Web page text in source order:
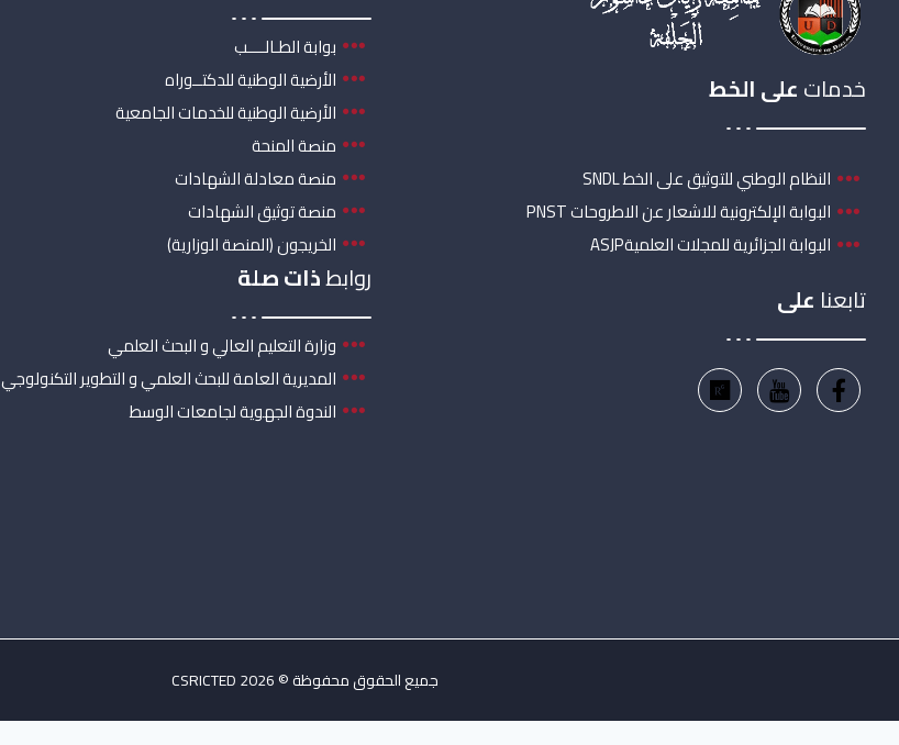
خدماتعلى الخط
النظام الوطني للتوثيق على الخط SNDL
البوابة الإلكترونية للاشعار عن الاطروحات PNST
البوابة الجزائرية للمجلات العلميةASJP
تابعنا على
بوابة الطـالــــب
الأرضية الوطنية للدكتــوراه
الأرضية الوطنية للخدمات الجامعية
منصة المنحة
منصة معادلة الشهادات
منصة توثيق الشهادات
الخريجون (المنصة الوزارية)
روابطذات صلة
وزارة التعليم العالي و البحث العلمي
المديرية العامة للبحث العلمي و التطوير التكنولوجي
الندوة الجهوية لجامعات الوسط
جميع الحقوق محفوظة © 2026 CSRICTED